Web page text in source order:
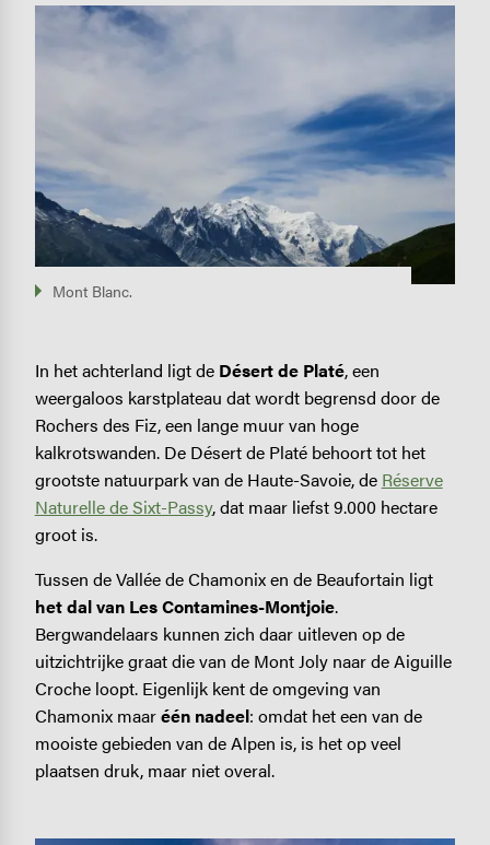
Mont Blanc.
In het achterland ligt de Désert de Platé, een
weergaloos karstplateau dat wordt begrensd door de
Rochers des Fiz, een lange muur van hoge
kalkrotswanden. De Désert de Platé behoort tot het
grootste natuurpark van de Haute-Savoie, de Réserve
Naturelle de Sixt-Passy, dat maar liefst 9.000 hectare
groot is.
Tussen de Vallée de Chamonix en de Beaufortain ligt
het dal van Les Contamines-Montjoie.
Bergwandelaars kunnen zich daar uitleven op de
uitzichtrijke graat die van de Mont Joly naar de Aiguille
Croche loopt. Eigenlijk kent de omgeving van
Chamonix maaréén nadeel: omdat het een van de
mooiste gebieden van de Alpen is, is het op veel
plaatsen druk, maar niet overal.